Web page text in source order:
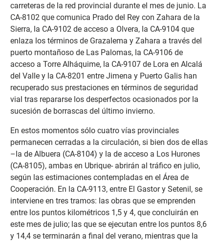
carreteras de la red provincial durante el mes de junio. La
CA-8102 que comunica Prado del Rey con Zahara de la
Sierra, la CA-9102 de acceso a Olvera, la CA-9104 que
enlaza los términos de Grazalema y Zahara a través del
puerto montañoso de Las Palomas, la CA-9106 de
acceso a Torre Alháquime, la CA-9107 de Lora en Alcalá
del Valle y la CA-8201 entre Jimena y Puerto Galis han
recuperado sus prestaciones en términos de seguridad
vial tras repararse los desperfectos ocasionados por la
sucesión de borrascas del último invierno.
En estos momentos sólo cuatro vías provinciales
permanecen cerradas a la circulación, si bien dos de ellas
–la de Albuera (CA-8104) y la de acceso a Los Hurones
(CA-8105), ambas en Ubrique- abrirán al tráfico en julio,
según las estimaciones contempladas en el Área de
Cooperación. En la CA-9113, entre El Gastor y Setenil, se
interviene en tres tramos: las obras que se emprenden
entre los puntos kilométricos 1,5 y 4, que concluirán en
este mes de julio; las que se ejecutan entre los puntos 8,6
y 14,4 se terminarán a final del verano, mientras que la